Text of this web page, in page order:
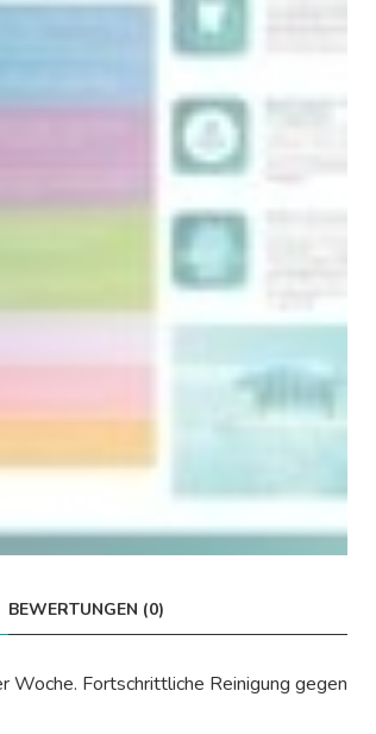
BEWERTUNGEN (0)
Woche. Fortschrittliche Reinigung gegen